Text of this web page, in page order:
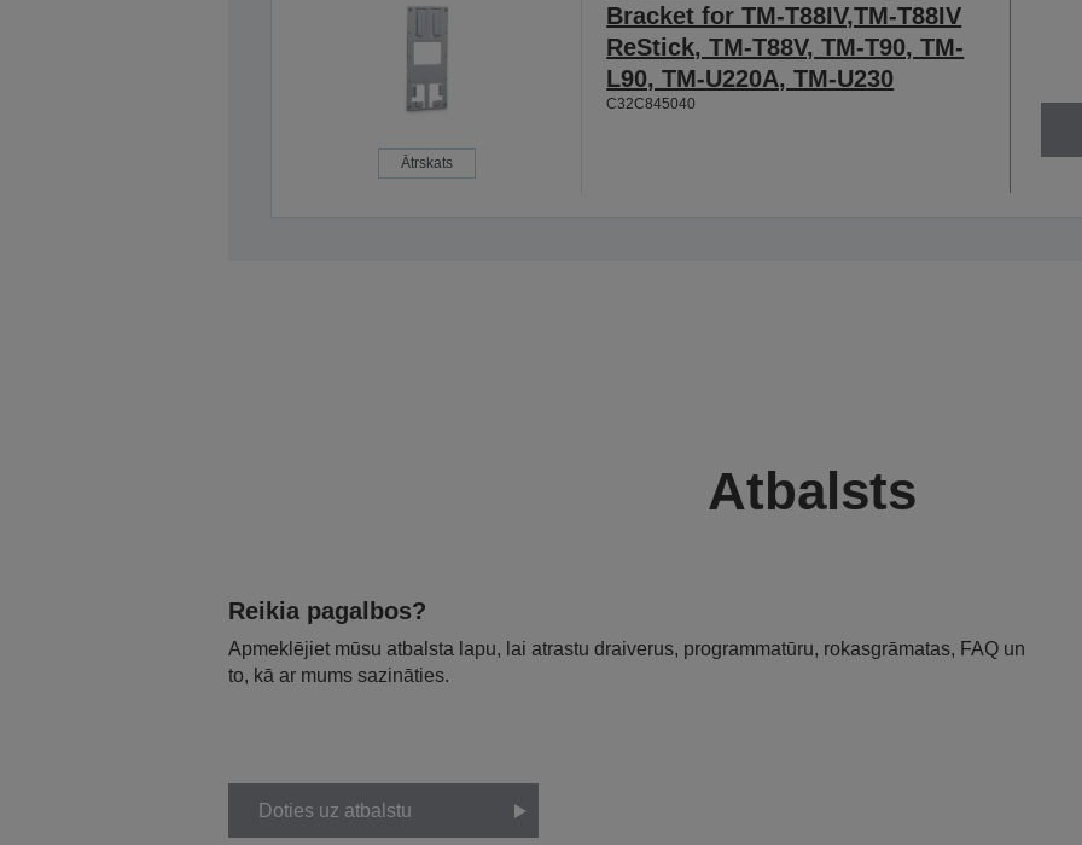
Ātrskats
Bracket for TM-T88IV,TM-T88IV
ReStick, TM-T88V, TM-T90, TM-
L90, TM-U220A, TM-U230
C32C845040
Atbalsts
Reikia pagalbos?
Apmeklējiet mūsu atbalsta lapu, lai atrastu draiverus, programmatūru, rokasgrāmatas, FAQ un
to, kā ar mums sazināties.
Doties uz atbalstu